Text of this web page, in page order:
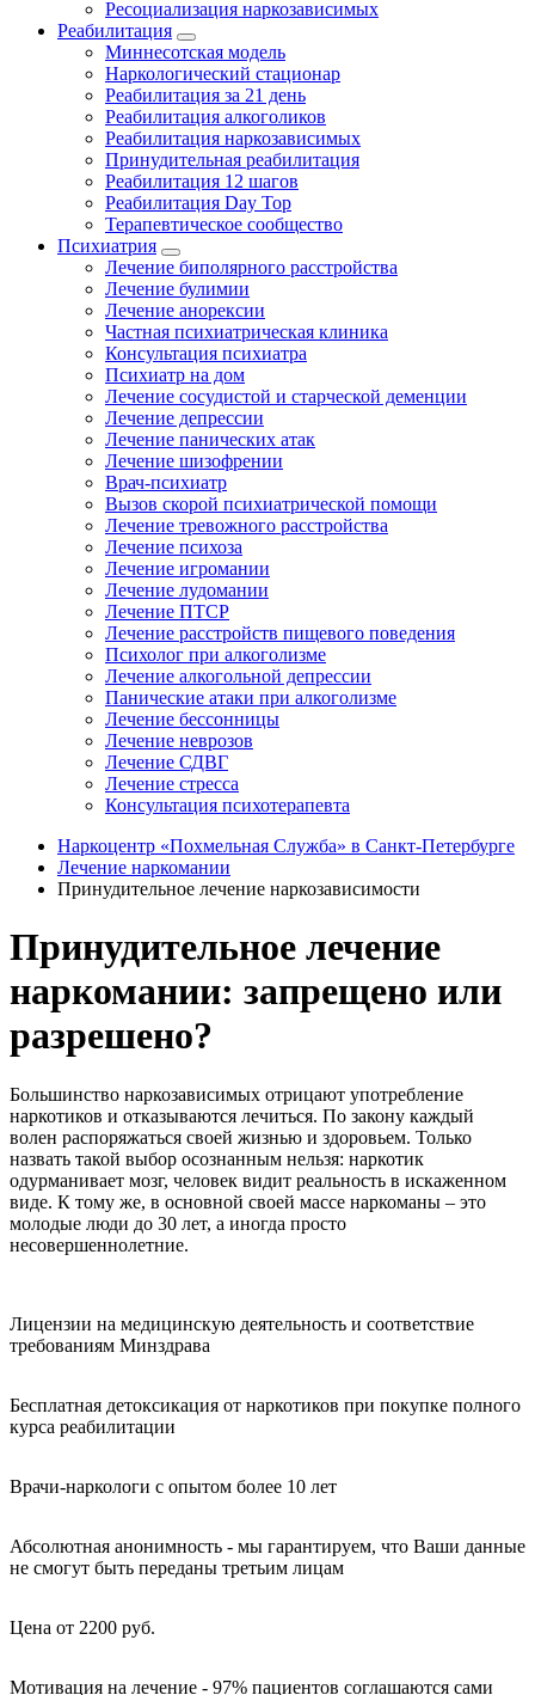
Ресоциализация наркозависимых
Реабилитация
Миннесотская модель
Наркологический стационар
Реабилитация за 21 день
Реабилитация алкоголиков
Реабилитация наркозависимых
Принудительная реабилитация
Реабилитация 12 шагов
Реабилитация Day Top
Терапевтическое сообщество
Психиатрия
Лечение биполярного расстройства
Лечение булимии
Лечение анорексии
Частная психиатрическая клиника
Консультация психиатра
Психиатр на дом
Лечение сосудистой и старческой деменции
Лечение депрессии
Лечение панических атак
Лечение шизофрении
Врач-психиатр
Вызов скорой психиатрической помощи
Лечение тревожного расстройства
Лечение психоза
Лечение игромании
Лечение лудомании
Лечение ПТСР
Лечение расстройств пищевого поведения
Психолог при алкоголизме
Лечение алкогольной депрессии
Панические атаки при алкоголизме
Лечение бессонницы
Лечение неврозов
Лечение СДВГ
Лечение стресса
Консультация психотерапевта
Наркоцентр «Похмельная Служба» в Санкт-Петербурге
Лечение наркомании
Принудительное лечение наркозависимости
Принудительное лечение
наркомании: запрещено или
разрешено?
Большинство наркозависимых отрицают употребление
наркотиков и отказываются лечиться. По закону каждый
волен распоряжаться своей жизнью и здоровьем. Только
назвать такой выбор осознанным нельзя: наркотик
одурманивает мозг, человек видит реальность в искаженном
виде. К тому же, в основной своей массе наркоманы – это
молодые люди до 30 лет, а иногда просто
несовершеннолетние.
Лицензии на медицинскую деятельность и соответствие
требованиям Минздрава
Бесплатная детоксикация от наркотиков при покупке полного
курса реабилитации
Врачи-наркологи с опытом более 10 лет
Абсолютная анонимность - мы гарантируем, что Ваши данные
не смогут быть переданы третьим лицам
Цена от 2200 руб.
Мотивация на лечение - 97% пациентов соглашаются сами